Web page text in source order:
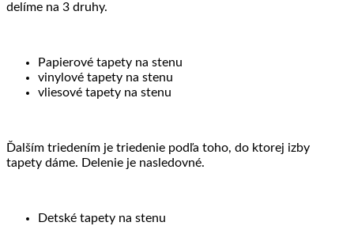
delíme na 3 druhy.
Papierové tapety na stenu
vinylové tapety na stenu
vliesové tapety na stenu
Ďalším triedením je triedenie podľa toho, do ktorej izby
tapety dáme. Delenie je nasledovné.
Detské tapety na stenu